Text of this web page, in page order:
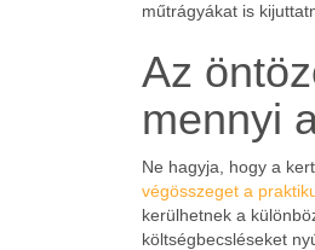
műtrágyákat is
Az
mennyi
Ne hagyja, hogy a
végösszeget a
kerülhetnek a
költségbecsléseket